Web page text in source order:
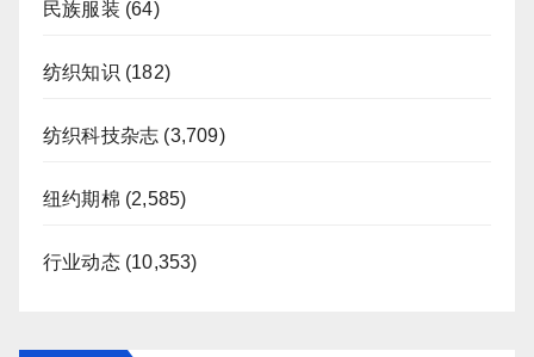
民族服装 (64)
纺织知识 (182)
纺织科技杂志 (3,709)
纽约期棉 (2,585)
行业动态(10,353)